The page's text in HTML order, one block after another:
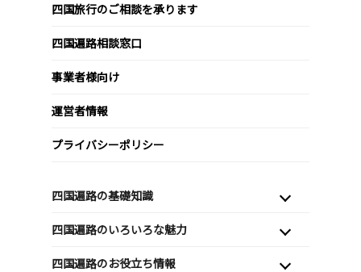
四国旅行のご相談を承ります
四国遍路相談窓口
事業者様向け
運営者情報
プライバシーポリシー
四国遍路の基礎知識
四国遍路のいろいろな魅力
四国遍路のお役立ち情報